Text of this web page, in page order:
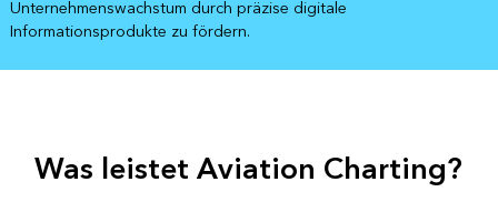
Unternehmenswachstum durch präzise digitale
Informationsprodukte zu fördern.
Was leistet Aviation Charting?